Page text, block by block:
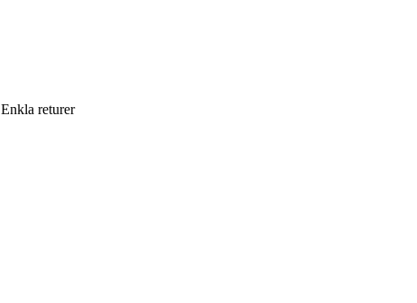
Enkla returer